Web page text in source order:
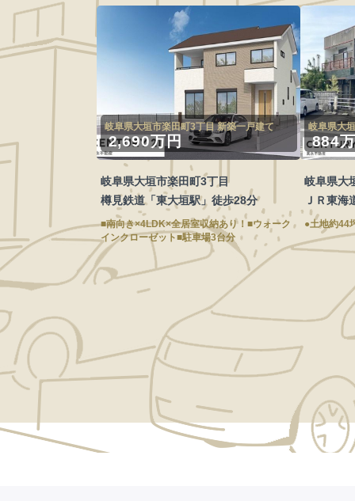
岐阜県大垣市楽田町3丁目 新築一戸建て
2,690万円
岐阜県大垣市楽田町3丁目
樽見鉄道「東大垣駅」徒歩28分
■南向き×4LDK×全居室収納あり！■ウォーク
インクローゼット■駐車場3台分
岐阜県大
884
岐阜県大
ＪＲ東海
●土地約44